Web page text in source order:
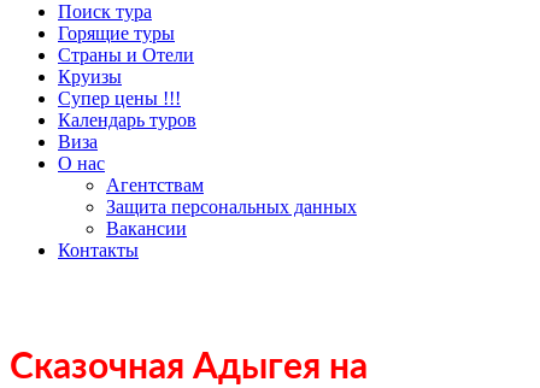
Поиск тура
Горящие туры
Страны и Отели
Круизы
Супер цены !!!
Календарь туров
Виза
О нас
Агентствам
Защита персональных данных
Вакансии
Контакты
Сказочная Адыгея на